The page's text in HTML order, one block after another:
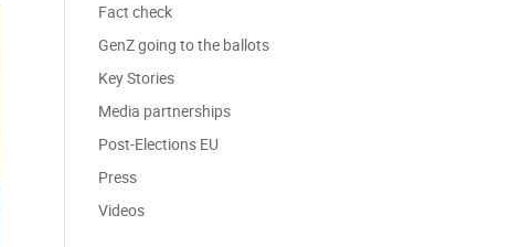
Fact check
GenZ going to the ballots
Key Stories
Media partnerships
Post-Elections EU
Press
Videos